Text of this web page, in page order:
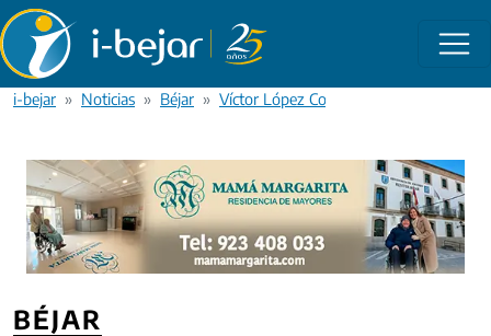
Pasar al contenido principal
i-bejar Noticias Béjar Víctor López Colorado visita la estación
BÉJAR